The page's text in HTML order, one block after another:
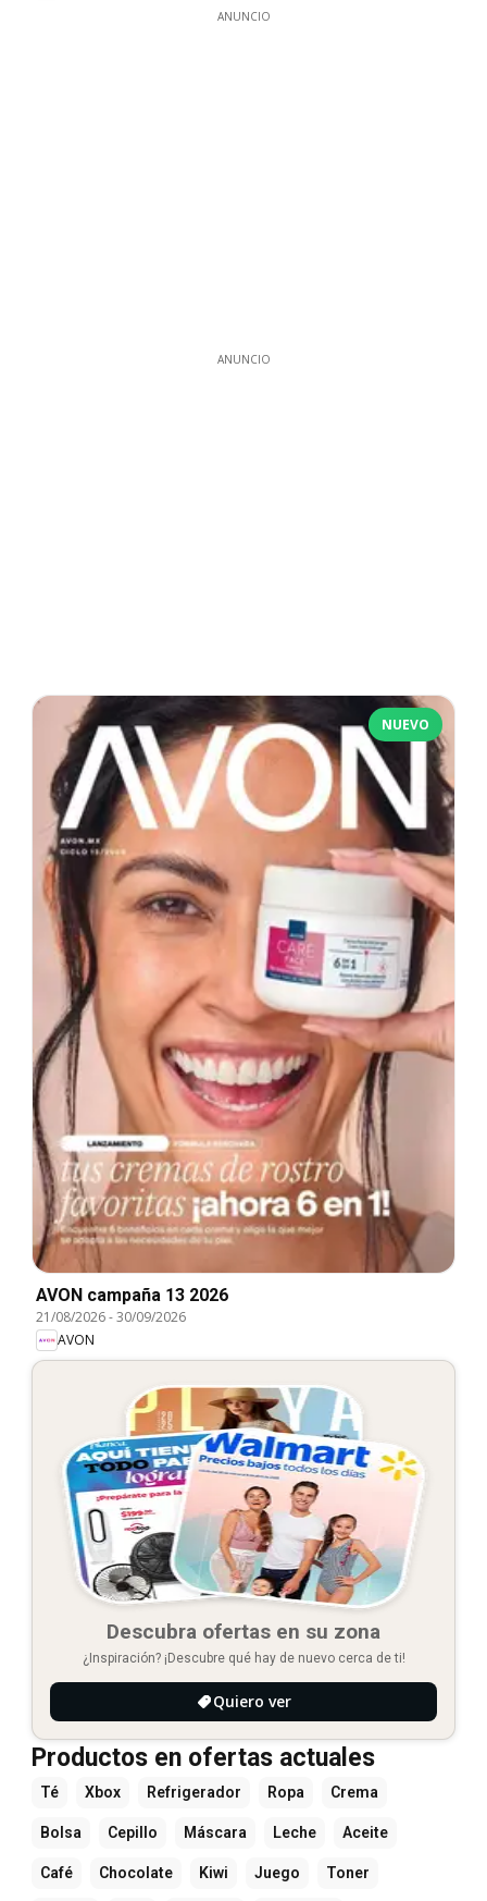
ANUNCIO
ANUNCIO
NUEVO
AVON campaña 13 2026
21/08/2026-30/09/2026
AVON
Descubra ofertas en su zona
¿Inspiración? ¡Descubre qué hay de nuevo cerca de ti!
Quiero ver
Productos en ofertas actuales
Té Xbox Refrigerador Ropa Crema
Bolsa Cepillo Máscara Leche Aceite
Café Chocolate Kiwi Juego Toner